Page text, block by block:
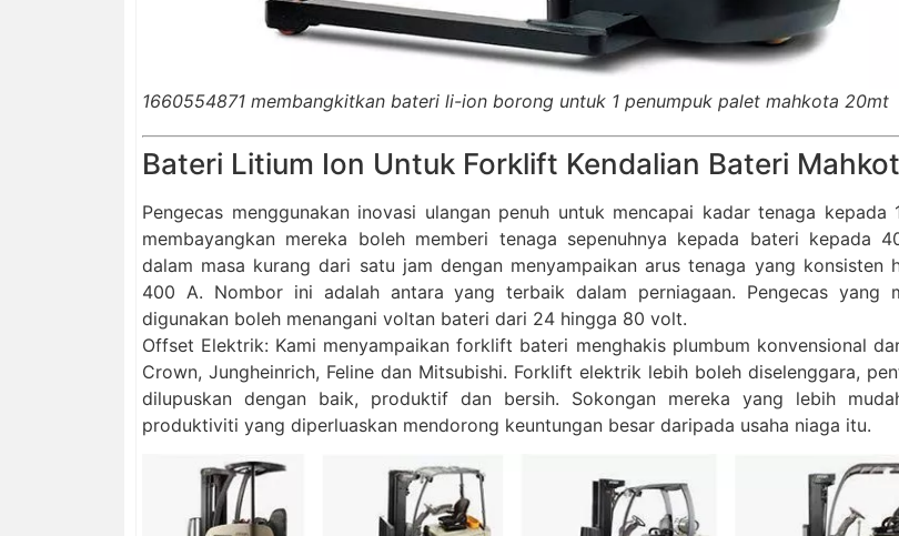
1660554871 membangkitkan bateri li-ion borong untuk 1 penumpuk palet mahkota 20mt
Bateri Litium Ion Untuk Forklift Kendalian Bateri
Pengecas menggunakan inovasi ulangan penuh untuk mencapai kadar tenaga kepada
membayangkan mereka boleh memberi tenaga sepenuhnya kepada bateri kepada
dalam masa kurang dari satu jam dengan menyampaikan arus tenaga yang konsisten
400 A. Nombor ini adalah antara yang terbaik dalam perniagaan. Pengecas yang
digunakan boleh menangani voltan bateri dari 24 hingga 80 volt.
Offset Elektrik: Kami menyampaikan forklift bateri menghakis plumbum konvensional
Crown, Jungheinrich, Feline dan Mitsubishi. Forklift elektrik lebih boleh diselenggara,
dilupuskan dengan baik, produktif dan bersih. Sokongan mereka yang lebih
produktiviti yang diperluaskan mendorong keuntungan besar daripada usaha niaga itu.